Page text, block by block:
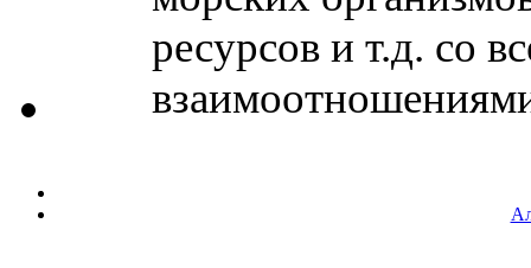
ресурсов и т.д. со